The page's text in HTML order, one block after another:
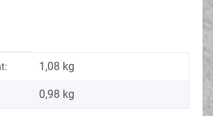
1,08 kg
0,98 kg